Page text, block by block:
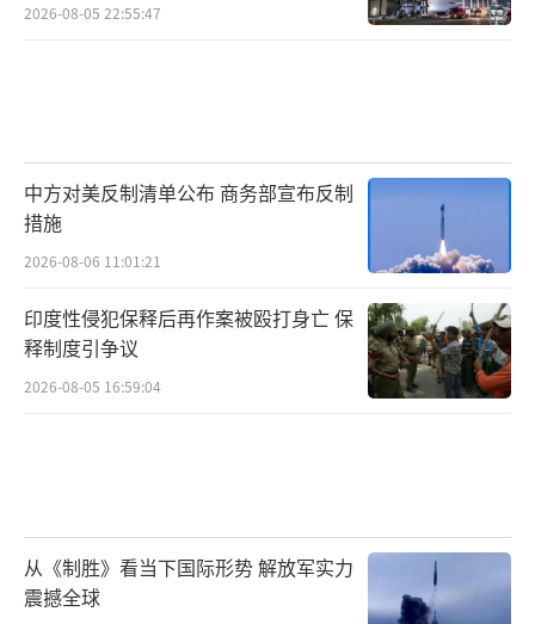
2026-08-05 22:55:47
中方对美反制清单公布 商务部宣布反制
措施
2026-08-06 11:01:21
印度性侵犯保释后再作案被殴打身亡 保
释制度引争议
2026-08-05 16:59:04
从《制胜》看当下国际形势 解放军实力
震撼全球